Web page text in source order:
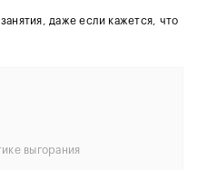
даже если кажется, что
выгорания